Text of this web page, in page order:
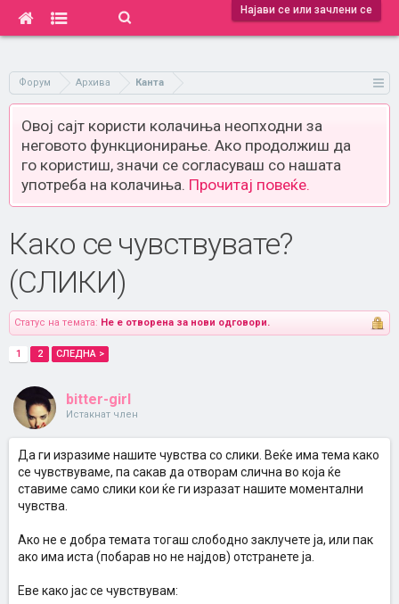
Најави се или зачлени се
Форум Архива Канта
Овој сајт користи колачиња неопходни за
неговото функционирање. Ако продолжиш да
го користиш, значи се согласуваш со нашата
употреба на колачиња. Прочитај повеќе.
Како се чувствувате?
(СЛИКИ)
Статус на темата: Не е отворена за нови одговори.
1 2 СЛЕДНА >
bitter-girl
Истакнат член
Да ги изразиме нашите чувства со слики. Веќе има тема како
се чувствуваме, па сакав да отворам слична во која ќе
ставиме само слики кои ќе ги изразат нашите моментални
чувства.
Ако не е добра темата тогаш слободно заклучете ја, или пак
ако има иста (побарав но не најдов) отстранете ја.
Еве како јас се чувствувам: